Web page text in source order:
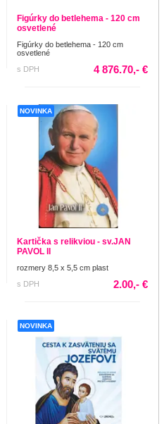
Figúrky do betlehema - 120 cm
osvetlené
Figúrky do betlehema - 120 cm
osvetlené
s DPH
4 876.70,- €
NOVINKA
Kartička s relikviou - sv.JAN
PAVOL II
rozmery 8,5 x 5,5 cm plast
s DPH
2.00,- €
NOVINKA